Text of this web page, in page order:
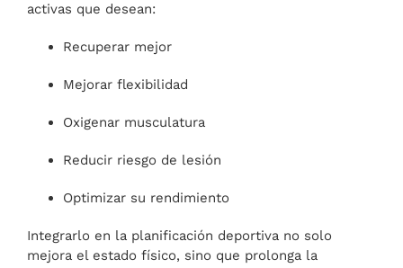
activas que desean:
Recuperar mejor
Mejorar flexibilidad
Oxigenar musculatura
Reducir riesgo de lesión
Optimizar su rendimiento
Integrarlo en la planificación deportiva no solo
mejora el estado físico, sino que prolonga la